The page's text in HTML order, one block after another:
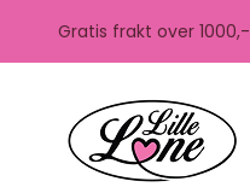
Gratis frakt over 1000,-